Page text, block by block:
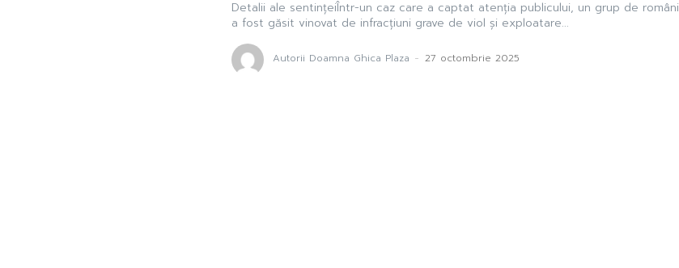
Detalii ale sentințeiÎntr-un caz care a captat atenția publicului, un grup de români
a fost găsit vinovat de infracțiuni grave de viol și exploatare...
Autorii Doamna Ghica Plaza - 27 octombrie 2025